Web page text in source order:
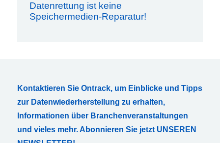
Datenrettung ist keine
Speichermedien-Reparatur!
Kontaktieren Sie Ontrack, um Einblicke und Tipps
zur Datenwiederherstellung zu erhalten,
Informationen über Branchenveranstaltungen
und vieles mehr. Abonnieren Sie jetzt UNSEREN